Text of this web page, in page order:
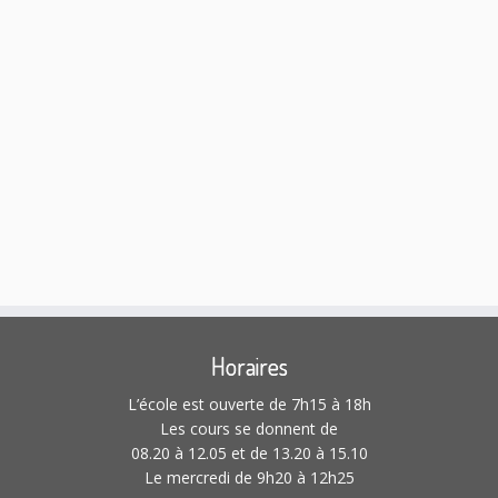
Horaires
L’école est ouverte de 7h15 à 18h
Les cours se donnent de
08.20 à 12.05 et de 13.20 à 15.10
Le mercredi de 9h20 à 12h25